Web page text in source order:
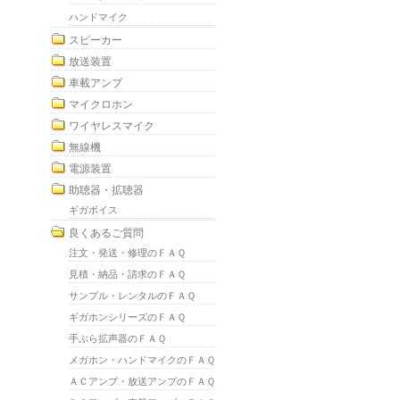
ハンドマイク
スピーカー
放送装置
車載アンプ
マイクロホン
ワイヤレスマイク
無線機
電源装置
助聴器・拡聴器
ギガボイス
良くあるご質問
注文・発送・修理のＦＡＱ
見積・納品・請求のＦＡＱ
サンプル・レンタルのＦＡＱ
ギガホンシリーズのＦＡＱ
手ぶら拡声器のＦＡＱ
メガホン・ハンドマイクのＦＡＱ
ＡＣアンプ・放送アンプのＦＡＱ